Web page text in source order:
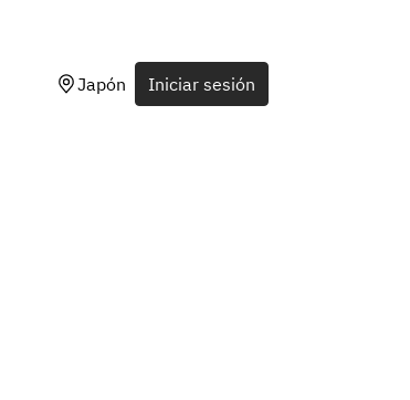
Japón Iniciar sesión